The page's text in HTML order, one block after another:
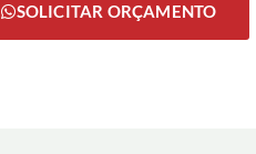
SOLICITAR ORÇAMENTO